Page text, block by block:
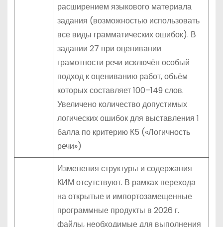
расширением языкового материала
задания (возможностью использовать
все виды грамматических ошибок). В
задании 27 при оценивании
грамотности речи исключён особый
подход к оцениванию работ, объём
которых составляет 100–149 слов.
Увеличено количество допустимых
логических ошибок для выставления 1
балла по критерию К5 («Логичность
речи»)
Изменения структуры и содержания
КИМ отсутствуют. В рамках перехода
на открытые и импортозамещенные
программные продукты в 2026 г.
файлы, необходимые для выполнения